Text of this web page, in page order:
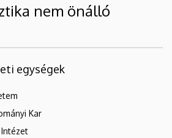
nem önálló
egységek
Kar